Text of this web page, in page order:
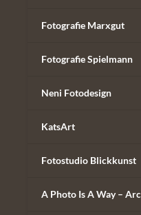
Fotografie Marxgut
Fotografie Spielmann
Neni Fotodesign
KatsArt
Fotostudio Blickkunst
A Photo Is A Way –